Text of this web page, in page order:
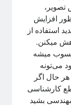
فاز
تصویر،
افزایش
استفاده از
میکنن.
میشه
می‌تونه
حال اگر
کارشناسی
بشید